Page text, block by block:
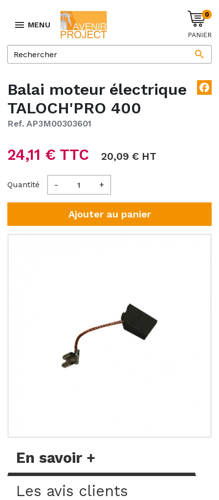
 MENU

0
PANIER
Balai moteur électrique
TALOCH'PRO 400
facebook
Ref. AP3M00303601
24,11 € TTC 20,09 € HT
Quantité - +
Ajouter au panier
En savoir +
Les avis clients